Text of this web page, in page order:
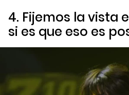
4. Fijemos la vista
si es que eso es